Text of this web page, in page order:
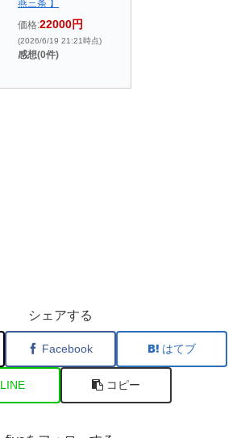
燕三条 】
価格:22000円
(2026/6/19 21:21時点)
感想(0件)
シェアする
Facebook はてブ
LINE コピー